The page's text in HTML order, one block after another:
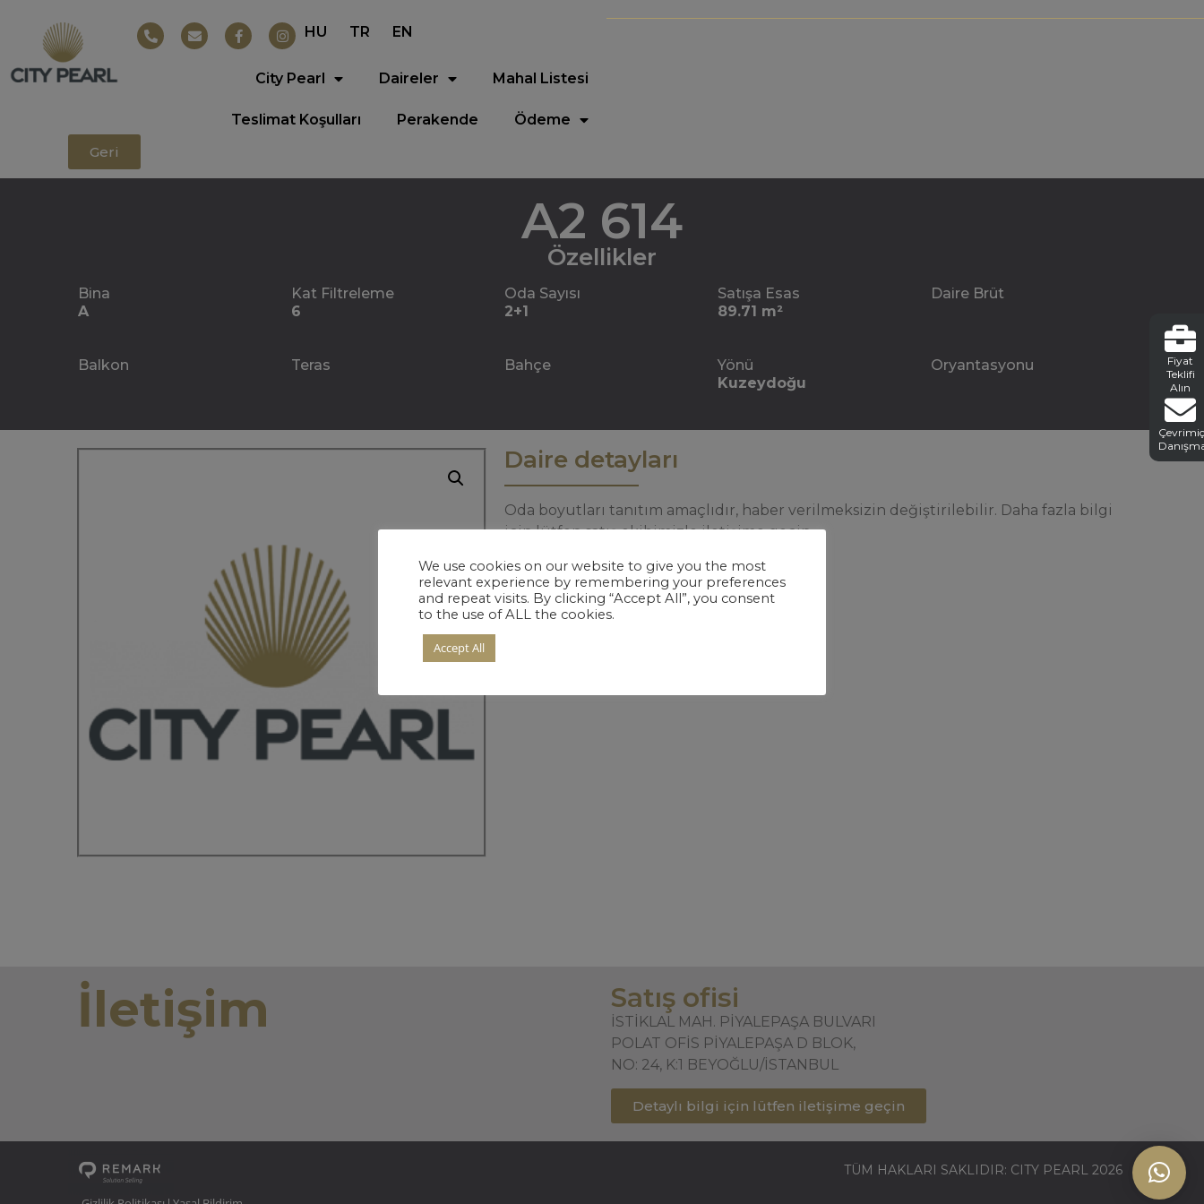
HU TR EN
City Pearl Daireler Mahal Listesi
Teslimat Koşulları Perakende Ödeme
Fiyat
Teklifi
Alın
Geri
A2 614
Özellikler
Bina
A
Kat Filtreleme
6
Oda Sayısı
2+1
Satışa Esas
89.71 m²
Daire Brüt
Balkon Teras Bahçe
Yönü
Kuzeydoğu
Oryantasyonu
Daire detayları
Oda boyutları tanıtım amaçlıdır, haber verilmeksizin değiştirilebilir. Daha fazla bilgi
için lütfen satış ekibimizle iletişime geçin.
İletişim Satış ofisi
İSTİKLAL MAH. PİYALEPAŞA BULVARI
POLAT OFİS PİYALEPAŞA D BLOK,
NO: 24, K:1 BEYOĞLU/İSTANBUL
Detaylı bilgi için lütfen iletişime geçin
TÜM HAKLARI SAKLIDIR: CITY PEARL 2026
We use cookies on our website to give you the most
relevant experience by remembering your preferences
and repeat visits. By clicking “Accept All”, you consent
to the use of ALL the cookies.
Accept All